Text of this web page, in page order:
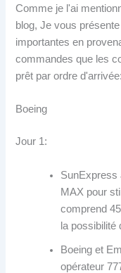
Comme je l'ai
blog, Je vous
importantes en
commandes que les
prêt par ordre d'arrivée:
Boeing
Jour 1:
SunExpress
MAX pour
comprend
la possibilité
Boeing et
opérateur